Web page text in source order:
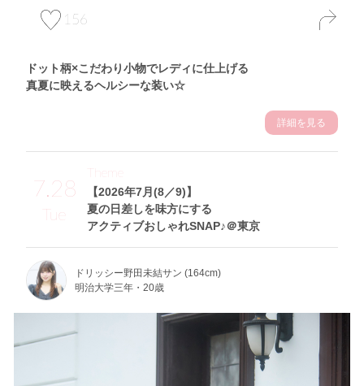
156
ドット柄×こだわり小物でレディに仕上げる
真夏に映えるヘルシーな装い☆
詳細を見る
7.28
Tue
【2026年7月(8／9)】
夏の日差しを味方にする
アクティブおしゃれSNAP♪＠東京
Theme
ドリッシー野田未結サン (164cm)
明治大学三年・20歳